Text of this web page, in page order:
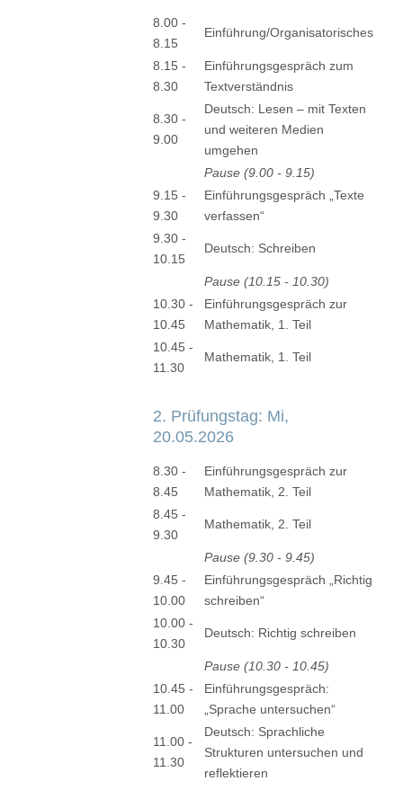
8.00 -
8.15
Einführung/Organisatorisches
8.15 -
8.30
Einführungsgespräch zum
Textverständnis
8.30 -
9.00
Deutsch: Lesen – mit Texten
und weiteren Medien
umgehen
Pause (9.00 - 9.15)
9.15 -
9.30
Einführungsgespräch „Texte
verfassen“
9.30 -
10.15
Deutsch: Schreiben
Pause (10.15 - 10.30)
10.30 -
10.45
Einführungsgespräch zur
Mathematik, 1. Teil
10.45 -
11.30
Mathematik, 1. Teil
2. Prüfungstag: Mi,
20.05.2026
8.30 -
8.45
Einführungsgespräch zur
Mathematik, 2. Teil
8.45 -
9.30
Mathematik, 2. Teil
Pause (9.30 - 9.45)
9.45 -
10.00
Einführungsgespräch „Richtig
schreiben“
10.00 -
10.30
Deutsch: Richtig schreiben
Pause (10.30 - 10.45)
10.45 -
11.00
Einführungsgespräch:
„Sprache untersuchen“
11.00 -
11.30
Deutsch: Sprachliche
Strukturen untersuchen und
reflektieren